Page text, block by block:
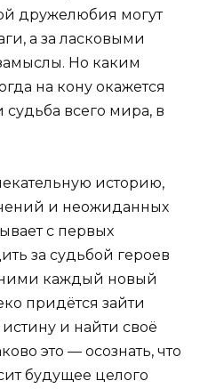
дружелюбия могут
а за ласковыми
Но каким
на кону окажется
судьба всего мира, в
историю,
и неожиданных
с первых
за судьбой героев
ними каждый новый
придётся зайти
и найти своё
это — осознать, что
будущее целого